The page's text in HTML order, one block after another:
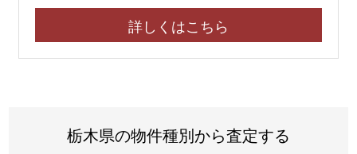
詳しくはこちら
栃木県の物件種別から査定する